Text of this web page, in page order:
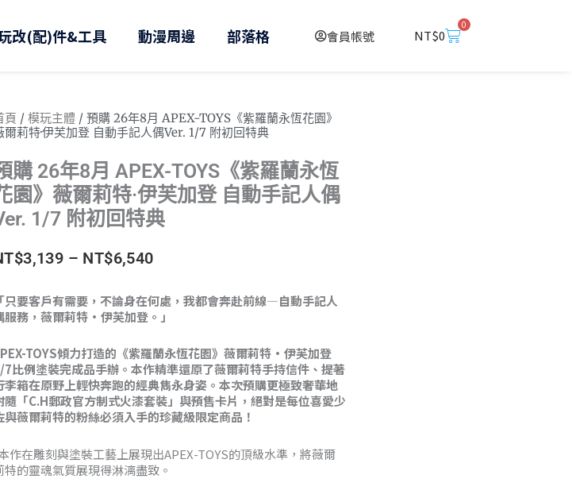
改(配)件&工具 動漫周邊 部落格 會員帳號 NT$0
0
購
物
頁 / 模玩主體 / 預購 26年8月 APEX-TOYS《紫羅蘭永恆花園》
爾莉特·伊芙加登 自動手記人偶Ver. 1/7 附初回特典
購 26年8月 APEX-TOYS《紫羅蘭永恆
園》薇爾莉特·伊芙加登 自動手記人偶
1/7 附初回特典
3,139 – NT$6,540價
範
圍：
NT$3,139
到
NT$6,540
「只要客戶有需要，不論身在何處，我都會奔赴前線—自動手記人
服務，薇爾莉特·伊芙加登。」
TOYS傾力打造的《紫羅蘭永恆花園》薇爾莉特·伊芙加登
7比例塗裝完成品手辦。本作精準還原了薇爾莉特手持信件、提著
李箱在原野上輕快奔跑的經典雋永身姿。本次預購更極致奢華地
隨「C.H郵政官方制式火漆套裝」與預售卡片，絕對是每位喜愛少
與薇爾莉特的粉絲必須入手的珍藏級限定商品！
作在雕刻與塗裝工藝上展現出APEX-TOYS的頂級水準，將薇爾
特的靈魂氣質展現得淋漓盡致。